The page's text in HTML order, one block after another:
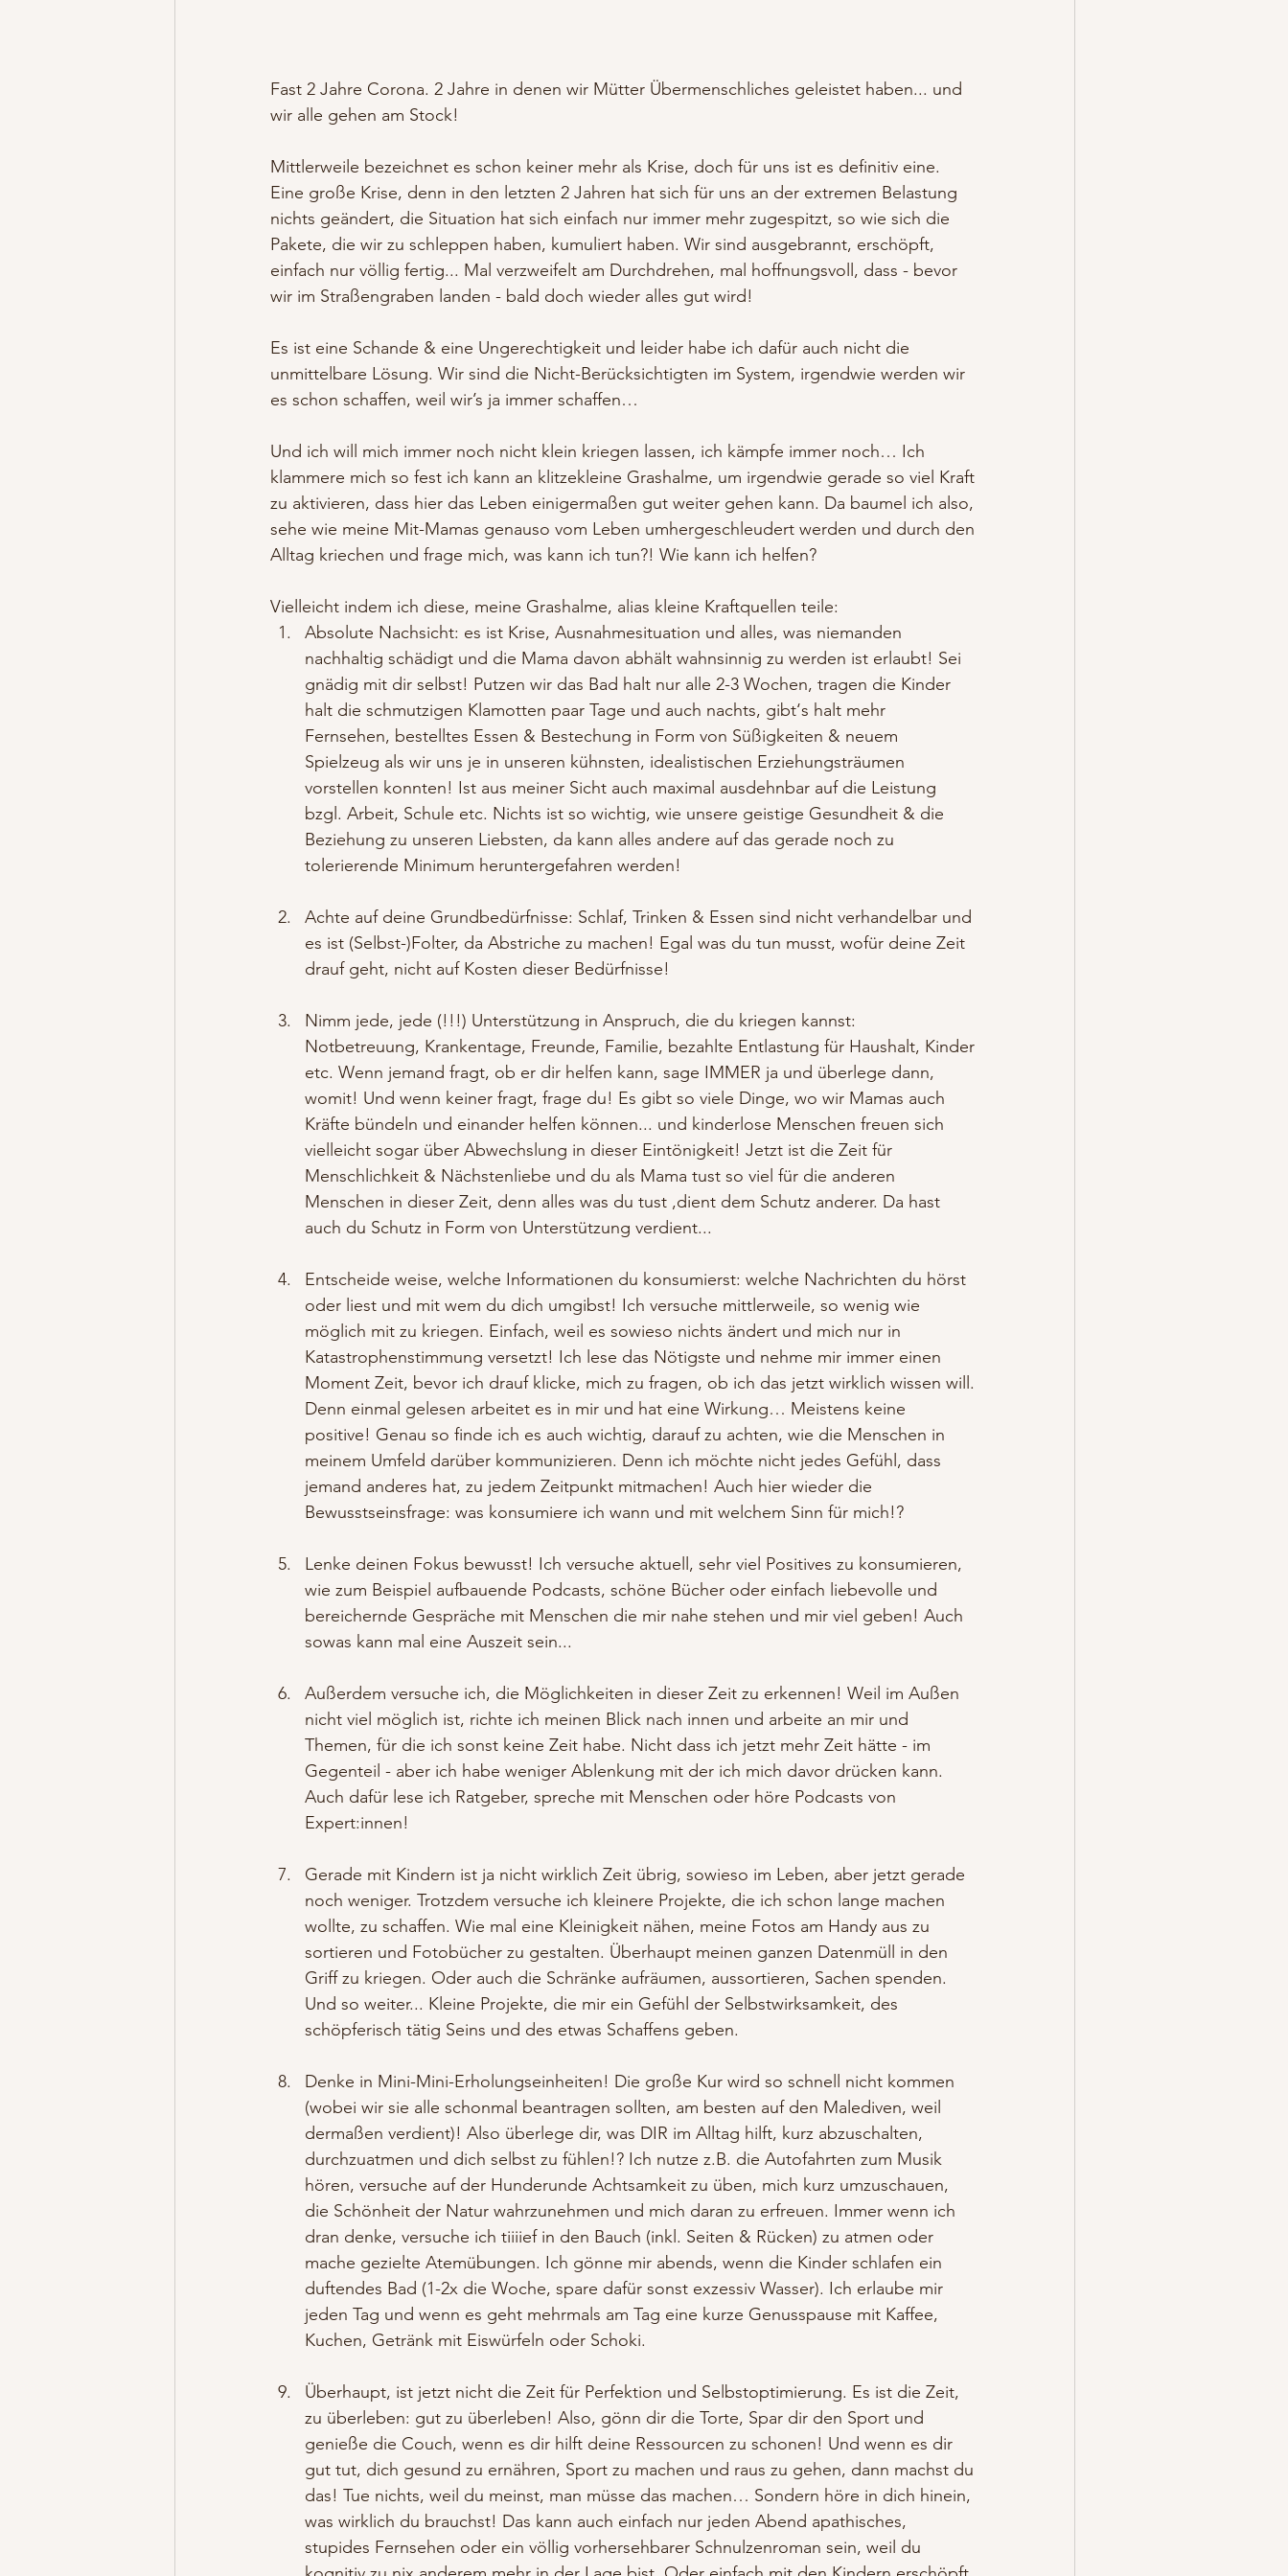
Fast 2 Jahre Corona. 2 Jahre in denen wir Mütter Übermenschliches geleistet haben... und
wir alle gehen am Stock!
Mittlerweile bezeichnet es schon keiner mehr als Krise, doch für uns ist es definitiv eine.
Eine große Krise, denn in den letzten 2 Jahren hat sich für uns an der extremen Belastung
nichts geändert, die Situation hat sich einfach nur immer mehr zugespitzt, so wie sich die
Pakete, die wir zu schleppen haben, kumuliert haben. Wir sind ausgebrannt, erschöpft,
einfach nur völlig fertig... Mal verzweifelt am Durchdrehen, mal hoffnungsvoll, dass - bevor
wir im Straßengraben landen - bald doch wieder alles gut wird!
Es ist eine Schande & eine Ungerechtigkeit und leider habe ich dafür auch nicht die
unmittelbare Lösung. Wir sind die Nicht-Berücksichtigten im System, irgendwie werden wir
es schon schaffen, weil wir’s ja immer schaffen…
Und ich will mich immer noch nicht klein kriegen lassen, ich kämpfe immer noch… Ich
klammere mich so fest ich kann an klitzekleine Grashalme, um irgendwie gerade so viel Kraft
zu aktivieren, dass hier das Leben einigermaßen gut weiter gehen kann. Da baumel ich also,
sehe wie meine Mit-Mamas genauso vom Leben umhergeschleudert werden und durch den
Alltag kriechen und frage mich, was kann ich tun?! Wie kann ich helfen?
Vielleicht indem ich diese, meine Grashalme, alias kleine Kraftquellen teile:
Absolute Nachsicht: es ist Krise, Ausnahmesituation und alles, was niemanden
nachhaltig schädigt und die Mama davon abhält wahnsinnig zu werden ist erlaubt! Sei
gnädig mit dir selbst! Putzen wir das Bad halt nur alle 2-3 Wochen, tragen die Kinder
halt die schmutzigen Klamotten paar Tage und auch nachts, gibt‘s halt mehr
Fernsehen, bestelltes Essen & Bestechung in Form von Süßigkeiten & neuem
Spielzeug als wir uns je in unseren kühnsten, idealistischen Erziehungsträumen
vorstellen konnten! Ist aus meiner Sicht auch maximal ausdehnbar auf die Leistung
bzgl. Arbeit, Schule etc. Nichts ist so wichtig, wie unsere geistige Gesundheit & die
Beziehung zu unseren Liebsten, da kann alles andere auf das gerade noch zu
tolerierende Minimum heruntergefahren werden!
Achte auf deine Grundbedürfnisse: Schlaf, Trinken & Essen sind nicht verhandelbar und
es ist (Selbst-)Folter, da Abstriche zu machen! Egal was du tun musst, wofür deine Zeit
drauf geht, nicht auf Kosten dieser Bedürfnisse!
Nimm jede, jede (!!!) Unterstützung in Anspruch, die du kriegen kannst:
Notbetreuung, Krankentage, Freunde, Familie, bezahlte Entlastung für Haushalt, Kinder
etc. Wenn jemand fragt, ob er dir helfen kann, sage IMMER ja und überlege dann,
womit! Und wenn keiner fragt, frage du! Es gibt so viele Dinge, wo wir Mamas auch
Kräfte bündeln und einander helfen können... und kinderlose Menschen freuen sich
vielleicht sogar über Abwechslung in dieser Eintönigkeit! Jetzt ist die Zeit für
Menschlichkeit & Nächstenliebe und du als Mama tust so viel für die anderen
Menschen in dieser Zeit, denn alles was du tust ,dient dem Schutz anderer. Da hast
auch du Schutz in Form von Unterstützung verdient...
Entscheide weise, welche Informationen du konsumierst: welche Nachrichten du hörst
oder liest und mit wem du dich umgibst! Ich versuche mittlerweile, so wenig wie
möglich mit zu kriegen. Einfach, weil es sowieso nichts ändert und mich nur in
Katastrophenstimmung versetzt! Ich lese das Nötigste und nehme mir immer einen
Moment Zeit, bevor ich drauf klicke, mich zu fragen, ob ich das jetzt wirklich wissen will.
Denn einmal gelesen arbeitet es in mir und hat eine Wirkung… Meistens keine
positive! Genau so finde ich es auch wichtig, darauf zu achten, wie die Menschen in
meinem Umfeld darüber kommunizieren. Denn ich möchte nicht jedes Gefühl, dass
jemand anderes hat, zu jedem Zeitpunkt mitmachen! Auch hier wieder die
Bewusstseinsfrage: was konsumiere ich wann und mit welchem Sinn für mich!?
Lenke deinen Fokus bewusst! Ich versuche aktuell, sehr viel Positives zu konsumieren,
wie zum Beispiel aufbauende Podcasts, schöne Bücher oder einfach liebevolle und
bereichernde Gespräche mit Menschen die mir nahe stehen und mir viel geben! Auch
sowas kann mal eine Auszeit sein...
Außerdem versuche ich, die Möglichkeiten in dieser Zeit zu erkennen! Weil im Außen
nicht viel möglich ist, richte ich meinen Blick nach innen und arbeite an mir und
Themen, für die ich sonst keine Zeit habe. Nicht dass ich jetzt mehr Zeit hätte - im
Gegenteil - aber ich habe weniger Ablenkung mit der ich mich davor drücken kann.
Auch dafür lese ich Ratgeber, spreche mit Menschen oder höre Podcasts von
Expert:innen!
Gerade mit Kindern ist ja nicht wirklich Zeit übrig, sowieso im Leben, aber jetzt gerade
noch weniger. Trotzdem versuche ich kleinere Projekte, die ich schon lange machen
wollte, zu schaffen. Wie mal eine Kleinigkeit nähen, meine Fotos am Handy aus zu
sortieren und Fotobücher zu gestalten. Überhaupt meinen ganzen Datenmüll in den
Griff zu kriegen. Oder auch die Schränke aufräumen, aussortieren, Sachen spenden.
Und so weiter... Kleine Projekte, die mir ein Gefühl der Selbstwirksamkeit, des
schöpferisch tätig Seins und des etwas Schaffens geben.
Denke in Mini-Mini-Erholungseinheiten! Die große Kur wird so schnell nicht kommen
(wobei wir sie alle schonmal beantragen sollten, am besten auf den Malediven, weil
dermaßen verdient)! Also überlege dir, was DIR im Alltag hilft, kurz abzuschalten,
durchzuatmen und dich selbst zu fühlen!? Ich nutze z.B. die Autofahrten zum Musik
hören, versuche auf der Hunderunde Achtsamkeit zu üben, mich kurz umzuschauen,
die Schönheit der Natur wahrzunehmen und mich daran zu erfreuen. Immer wenn ich
dran denke, versuche ich tiiiief in den Bauch (inkl. Seiten & Rücken) zu atmen oder
mache gezielte Atemübungen. Ich gönne mir abends, wenn die Kinder schlafen ein
duftendes Bad (1-2x die Woche, spare dafür sonst exzessiv Wasser). Ich erlaube mir
jeden Tag und wenn es geht mehrmals am Tag eine kurze Genusspause mit Kaffee,
Kuchen, Getränk mit Eiswürfeln oder Schoki.
Überhaupt, ist jetzt nicht die Zeit für Perfektion und Selbstoptimierung. Es ist die Zeit,
zu überleben: gut zu überleben! Also, gönn dir die Torte, Spar dir den Sport und
genieße die Couch, wenn es dir hilft deine Ressourcen zu schonen! Und wenn es dir
gut tut, dich gesund zu ernähren, Sport zu machen und raus zu gehen, dann machst du
das! Tue nichts, weil du meinst, man müsse das machen… Sondern höre in dich hinein,
was wirklich du brauchst! Das kann auch einfach nur jeden Abend apathisches,
stupides Fernsehen oder ein völlig vorhersehbarer Schnulzenroman sein, weil du